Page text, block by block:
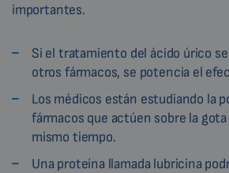
importantes.
Si el tratamiento del ácido úrico
otros fármacos, se potencia el
Los médicos están estudiando la
fármacos que actúen sobre la gota
mismo tiempo.
Una proteína llamada lubricina